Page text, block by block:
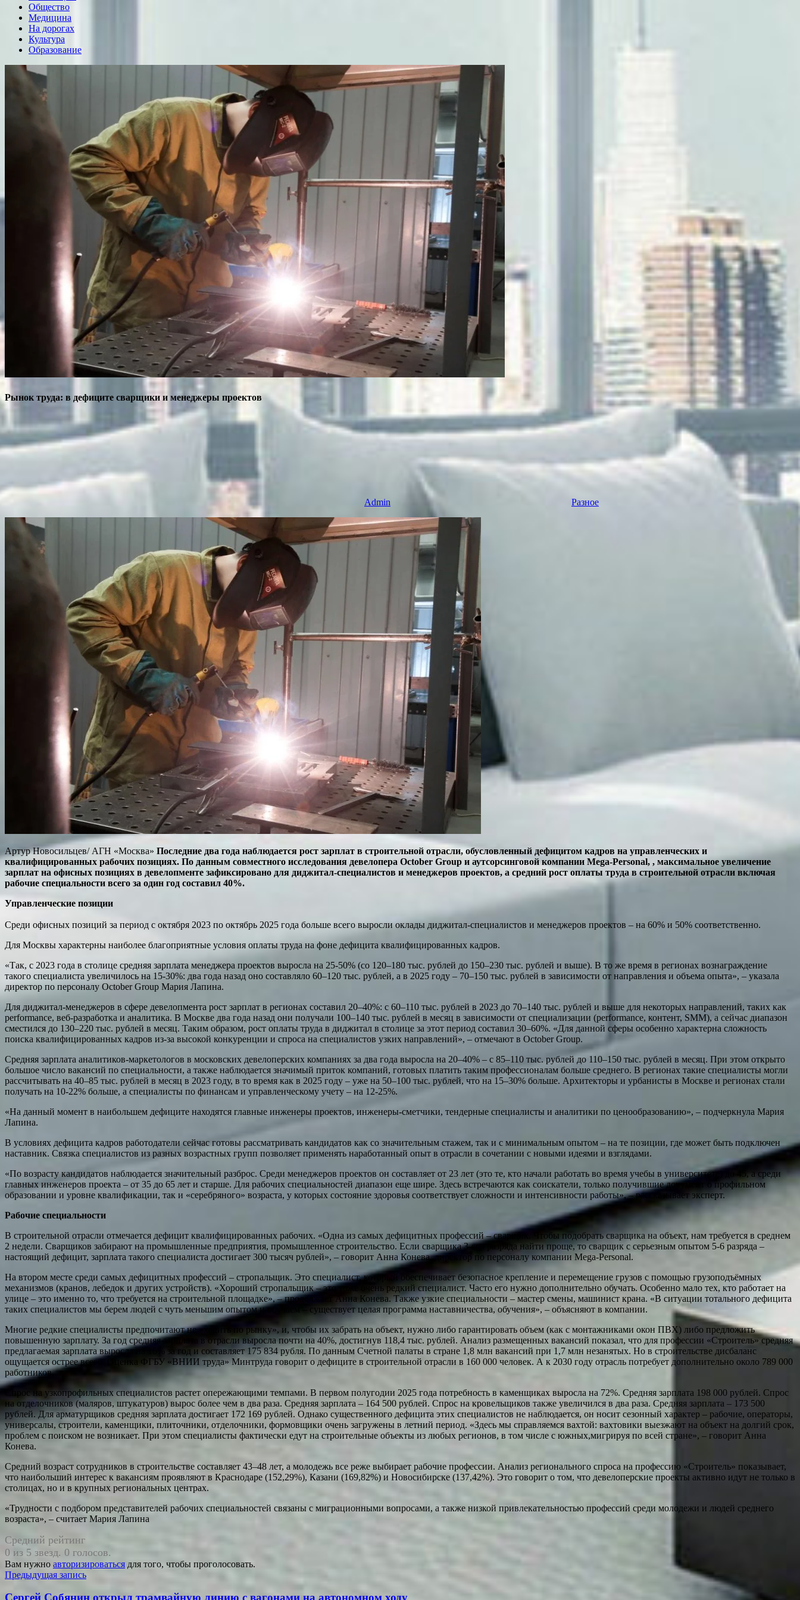
Общество
Медицина
На дорогах
Культура
Образование
Рынок труда: в дефиците сварщики и менеджеры проектов
Admin Разное
Артур Новосильцев/ АГН «Москва» Последние два года наблюдается рост зарплат в строительной отрасли, обусловленный дефицитом кадров на управленческих и
квалифицированных рабочих позициях. По данным совместного исследования девелопера October Group и аутсорсинговой компании Mega-Personal, , максимальное увеличение
зарплат на офисных позициях в девелопменте зафиксировано для диджитал-специалистов и менеджеров проектов, а средний рост оплаты труда в строительной отрасли включая
рабочие специальности всего за один год составил 40%.
Управленческие позиции
Среди офисных позиций за период с октября 2023 по октябрь 2025 года больше всего выросли оклады диджитал-специалистов и менеджеров проектов – на 60% и 50% соответственно.
Для Москвы характерны наиболее благоприятные условия оплаты труда на фоне дефицита квалифицированных кадров.
«Так, с 2023 года в столице средняя зарплата менеджера проектов выросла на 25-50% (со 120–180 тыс. рублей до 150–230 тыс. рублей и выше). В то же время в регионах вознаграждение
такого специалиста увеличилось на 15-30%: два года назад оно составляло 60–120 тыс. рублей, а в 2025 году – 70–150 тыс. рублей в зависимости от направления и объема опыта», – указала
директор по персоналу October Group Мария Лапина.
Для диджитал-менеджеров в сфере девелопмента рост зарплат в регионах составил 20–40%: с 60–110 тыс. рублей в 2023 до 70–140 тыс. рублей и выше для некоторых направлений, таких как
performance, веб‑разработка и аналитика. В Москве два года назад они получали 100–140 тыс. рублей в месяц в зависимости от специализации (performance, контент, SMM), а сейчас диапазон
сместился до 130–220 тыс. рублей в месяц. Таким образом, рост оплаты труда в диджитал в столице за этот период составил 30–60%. «Для данной сферы особенно характерна сложность
поиска квалифицированных кадров из‑за высокой конкуренции и спроса на специалистов узких направлений», – отмечают в October Group.
Средняя зарплата аналитиков-маркетологов в московских девелоперских компаниях за два года выросла на 20–40% – с 85–110 тыс. рублей до 110–150 тыс. рублей в месяц. При этом открыто
большое число вакансий по специальности, а также наблюдается значимый приток компаний, готовых платить таким профессионалам больше среднего. В регионах такие специалисты могли
рассчитывать на 40–85 тыс. рублей в месяц в 2023 году, в то время как в 2025 году – уже на 50–100 тыс. рублей, что на 15–30% больше. Архитекторы и урбанисты в Москве и регионах стали
получать на 10-22% больше, а специалисты по финансам и управленческому учету – на 12-25%.
«На данный момент в наибольшем дефиците находятся главные инженеры проектов, инженеры-сметчики, тендерные специалисты и аналитики по ценообразованию», – подчеркнула Мария
Лапина.
В условиях дефицита кадров работодатели сейчас готовы рассматривать кандидатов как со значительным стажем, так и с минимальным опытом – на те позиции, где может быть подключен
наставник. Связка специалистов из разных возрастных групп позволяет применять наработанный опыт в отрасли в сочетании с новыми идеями и взглядами.
«По возрасту кандидатов наблюдается значительный разброс. Среди менеджеров проектов он составляет от 23 лет (это те, кто начали работать во время учебы в университете) до 45, а среди
главных инженеров проекта – от 35 до 65 лет и старше. Для рабочих специальностей диапазон еще шире. Здесь встречаются как соискатели, только получившие документ о профильном
образовании и уровне квалификации, так и «серебряного» возраста, у которых состояние здоровья соответствует сложности и интенсивности работы», – рассказывает эксперт.
Рабочие специальности
В строительной отрасли отмечается дефицит квалифицированных рабочих. «Одна из самых дефицитных профессий – сварщик. Чтобы подобрать сварщика на объект, нам требуется в среднем
2 недели. Сварщиков забирают на промышленные предприятия, промышленное строительство. Если сварщика 3-его разряда найти проще, то сварщик с серьезным опытом 5-6 разряда –
настоящий дефицит, зарплата такого специалиста достигает 300 тысяч рублей», – говорит Анна Конева, директор по персоналу компании Mega-Personal.
На втором месте среди самых дефицитных профессий – стропальщик. Это специалист, который обеспечивает безопасное крепление и перемещение грузов с помощью грузоподъёмных
механизмов (кранов, лебедок и других устройств). «Хороший стропальщик – это тоже очень редкий специалист. Часто его нужно дополнительно обучать. Особенно мало тех, кто работает на
улице – это именно то, что требуется на строительной площадке», – продолжает Анна Конева. Также узкие специальности – мастер смены, машинист крана. «В ситуации тотального дефицита
таких специалистов мы берем людей с чуть меньшим опытом и обучаем – существует целая программа наставничества, обучения», – объясняют в компании.
Многие редкие специалисты предпочитают не «ходить по рынку», и, чтобы их забрать на объект, нужно либо гарантировать объем (как с монтажниками окон ПВХ) либо предложить
повышенную зарплату. За год средняя зарплата в отрасли выросла почти на 40%, достигнув 118,4 тыс. рублей. Анализ размещенных вакансий показал, что для профессии «Строитель» средняя
предлагаемая зарплата выросла на 16% за год и составляет 175 834 рубля. По данным Счетной палаты в стране 1,8 млн вакансий при 1,7 млн незанятых. Но в строительстве дисбаланс
ощущается острее всего. Оценка ФГБУ «ВНИИ труда» Минтруда говорит о дефиците в строительной отрасли в 160 000 человек. А к 2030 году отрасль потребует дополнительно около 789 000
работников.
Спрос на узкопрофильных специалистов растет опережающими темпами. В первом полугодии 2025 года потребность в каменщиках выросла на 72%. Средняя зарплата 198 000 рублей. Спрос
на отделочников (маляров, штукатуров) вырос более чем в два раза. Средняя зарплата – 164 500 рублей. Спрос на кровельщиков также увеличился в два раза. Средняя зарплата – 173 500
рублей. Для арматурщиков средняя зарплата достигает 172 169 рублей. Однако существенного дефицита этих специалистов не наблюдается, он носит сезонный характер – рабочие, операторы,
универсалы, строители, каменщики, плиточники, отделочники, формовщики очень загружены в летний период. «Здесь мы справляемся вахтой: вахтовики выезжают на объект на долгий срок,
проблем с поиском не возникает. При этом специалисты фактически едут на строительные объекты из любых регионов, в том числе с южных,мигрируя по всей стране», – говорит Анна
Конева.
Средний возраст сотрудников в строительстве составляет 43–48 лет, а молодежь все реже выбирает рабочие профессии. Анализ регионального спроса на профессию «Строитель» показывает,
что наибольший интерес к вакансиям проявляют в Краснодаре (152,29%), Казани (169,82%) и Новосибирске (137,42%). Это говорит о том, что девелоперские проекты активно идут не только в
столицах, но и в крупных региональных центрах.
«Трудности с подбором представителей рабочих специальностей связаны с миграционными вопросами, а также низкой привлекательностью профессий среди молодежи и людей среднего
возраста», – считает Мария Лапина
Средний рейтинг
0 из 5 звезд. 0 голосов.
Вам нужно авторизироваться для того, чтобы проголосовать.
Навигация
по
Предыдущая запись
Сергей Собянин открыл трамвайную линию с вагонами на автономном ходу